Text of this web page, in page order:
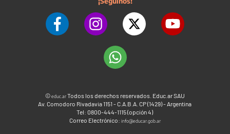
©educ.arTodos los derechos reservados. Educ.ar SAU
Av. Comodoro Rivadavia 1151 - C.A.B.A. CP (1429) - Argentina
Tel: 0800-444-1115 (opción 4)
Correo Electrónico: info@educar.gob.ar